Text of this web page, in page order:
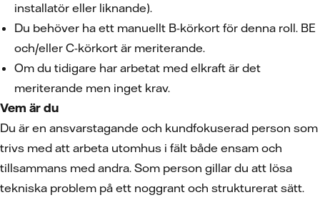
installatör eller liknande).
Du behöver ha ett manuellt B-körkort för denna roll. BE
och/eller C-körkort är meriterande.
Om du tidigare har arbetat med elkraft är det
meriterande men inget krav.
Vem är du
Du är en ansvarstagande och kundfokuserad person som
trivs med att arbeta utomhus i fält både ensam och
tillsammans med andra. Som person gillar du att lösa
tekniska problem på ett noggrant och strukturerat sätt.